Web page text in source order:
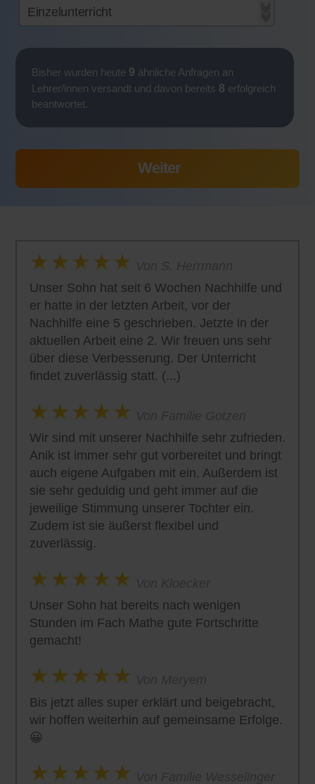
Bisher wurden heute 9 ähnliche Anfragen an
Lehrer/innen versandt und davon bereits 8 erfolgreich
beantwortet.
Unser Sohn hat seit 6 Wochen Nachhilfe und
er hatte in der letzten Arbeit, vor der
Nachhilfe eine 5 geschrieben. Jetzte in der
aktuellen Arbeit eine 2. Wir freuen uns sehr
über diese Verbesserung. Der Unterricht
findet zuverlässig statt. (...)
Wir sind mit unserer Nachhilfe sehr zufrieden.
Anik ist immer sehr gut vorbereitet und bringt
auch eigene Aufgaben mit ein. Außerdem ist
sie sehr geduldig und geht immer auf die
jeweilige Stimmung unserer Tochter ein.
Zudem ist sie äußerst flexibel und
zuverlässig.
Unser Sohn hat bereits nach wenigen
Stunden im Fach Mathe gute Fortschritte
gemacht!
Bis jetzt alles super erklärt und beigebracht,
wir hoffen weiterhin auf gemeinsame Erfolge.
😀